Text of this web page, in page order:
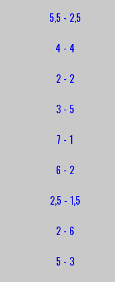
5,5 - 2,5
4 - 4
2 - 2
3 - 5
7 - 1
6 - 2
2,5 - 1,5
2 - 6
5 - 3